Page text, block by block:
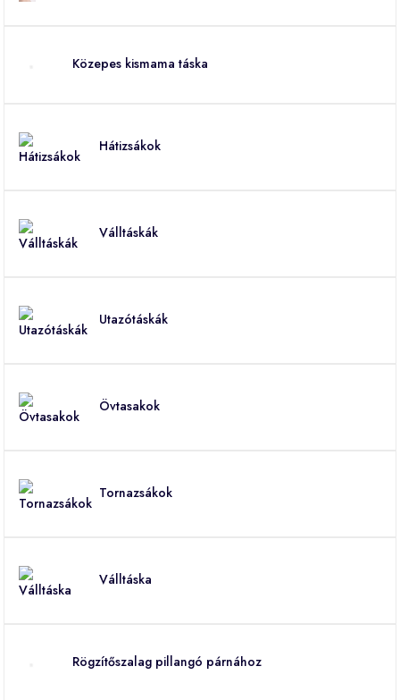
Közepes kismama táska
Hátizsákok
Válltáskák
Utazótáskák
Övtasakok
Tornazsákok
Válltáska
Rögzítőszalag pillangó párnához